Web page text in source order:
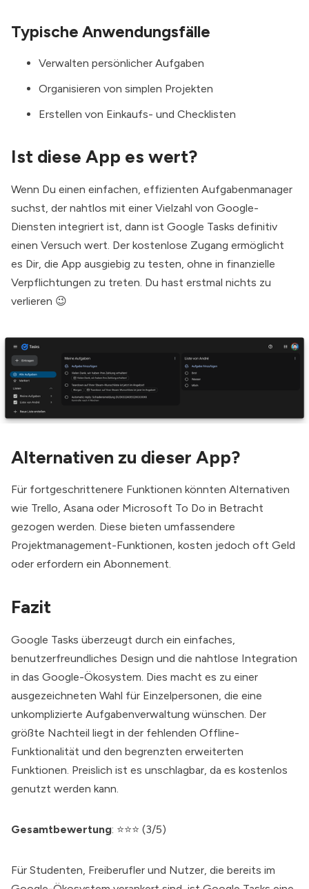
Typische Anwendungsfälle
Verwalten persönlicher Aufgaben
Organisieren von simplen Projekten
Erstellen von Einkaufs- und Checklisten
Ist diese App es wert?
Wenn Du einen einfachen, effizienten Aufgabenmanager
suchst, der nahtlos mit einer Vielzahl von Google-
Diensten integriert ist, dann ist Google Tasks definitiv
einen Versuch wert. Der kostenlose Zugang ermöglicht
es Dir, die App ausgiebig zu testen, ohne in finanzielle
Verpflichtungen zu treten. Du hast erstmal nichts zu
verlieren 😉
Alternativen zu dieser App?
Für fortgeschrittenere Funktionen könnten Alternativen
wie Trello, Asana oder Microsoft To Do in Betracht
gezogen werden. Diese bieten umfassendere
Projektmanagement-Funktionen, kosten jedoch oft Geld
oder erfordern ein Abonnement.
Fazit
Google Tasks überzeugt durch ein einfaches,
benutzerfreundliches Design und die nahtlose Integration
in das Google-Ökosystem. Dies macht es zu einer
ausgezeichneten Wahl für Einzelpersonen, die eine
unkomplizierte Aufgabenverwaltung wünschen. Der
größte Nachteil liegt in der fehlenden Offline-
Funktionalität und den begrenzten erweiterten
Funktionen. Preislich ist es unschlagbar, da es kostenlos
genutzt werden kann.
Gesamtbewertung: ⭐⭐⭐ (3/5)
Für Studenten, Freiberufler und Nutzer, die bereits im